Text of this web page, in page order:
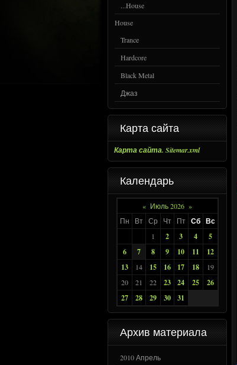
...House
House
Trance
Hardcore
Black Metal
Джаз
Карта сайта
Карта сайта. Sitemar.xml
Календарь
« Июль 2026 »
Пн
Вт Ср Чт Пт Сб Вс
1 2 3 4
5
6
7 8 9 10 11
12
13
14 15 16 17 18
19
20
21 22 23 24 25
26
27
28 29 30 31
Архив материала
2010 Апрель